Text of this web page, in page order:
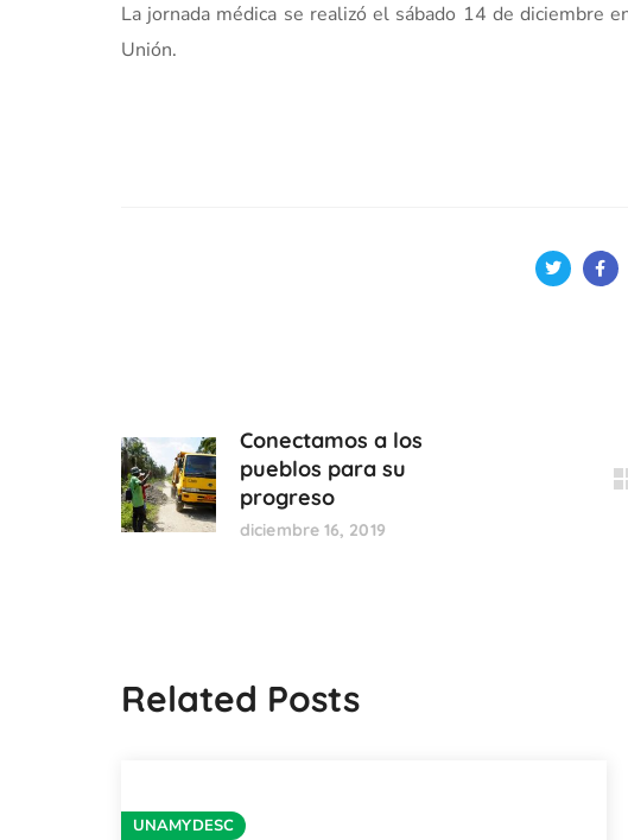
La jornada médica se realizó el sábado 14 de diciembre
Unión.
Conectamos a los
pueblos para su
progreso
diciembre 16, 2019
Related Posts
UNAMYDESC